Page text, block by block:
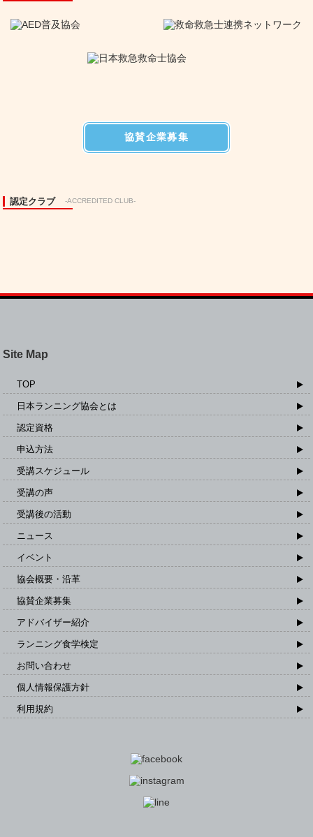
協賛企業募集
認定クラブ -ACCREDITED CLUB-
Site Map
TOP
日本ランニング協会とは
認定資格
申込方法
受講スケジュール
受講の声
受講後の活動
ニュース
イベント
協会概要・沿革
協賛企業募集
アドバイザー紹介
ランニング食学検定
お問い合わせ
個人情報保護方針
利用規約